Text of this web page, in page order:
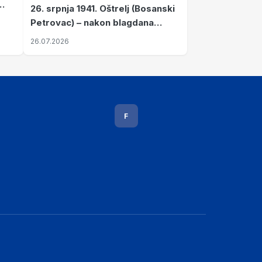
26. srpnja 1941. Oštrelj (Bosanski
Petrovac) – nakon blagdana
Svete Ane izvršen napad srpskih
26.07.2026
F